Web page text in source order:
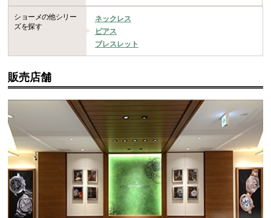
ショーメの他シリー
ズを探す
ネックレス
ピアス
ブレスレット
販売店舗